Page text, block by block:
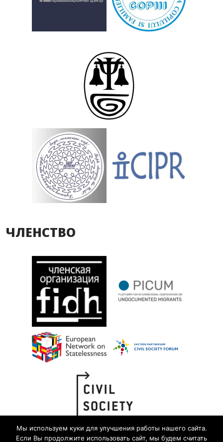
ЧЛЕНСТВО
Мы используем куки для улучшения работы нашего сайта.
Если Вы продолжите использовать сайт, мы будем считать